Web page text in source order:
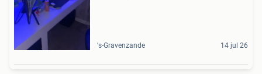
's-Gravenzande 14 jul 26